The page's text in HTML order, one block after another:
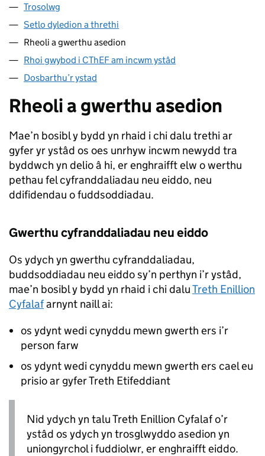
Trosolwg
Setlo dyledion a threthi
Rheoli a gwerthu asedion
Rhoi gwybod i CThEF am incwm ystâd
Dosbarthu’r ystad
Rheoli a gwerthu asedion
Mae’n bosibl y bydd yn rhaid i chi dalu trethi ar
gyfer yr ystâd os oes unrhyw incwm newydd tra
byddwch yn delio â hi, er enghraifft elw o werthu
pethau fel cyfranddaliadau neu eiddo, neu
ddifidendau o fuddsoddiadau.
Gwerthu cyfranddaliadau neu eiddo
Os ydych yn gwerthu cyfranddaliadau,
buddsoddiadau neu eiddo sy’n perthyn i’r ystâd,
mae’n bosibl y bydd yn rhaid i chi daluTreth Enillion
Cyfalafarnynt naill ai:
os ydynt wedi cynyddu mewn gwerth ers i’r
person farw
os ydynt wedi cynyddu mewn gwerth ers cael eu
prisio ar gyfer Treth Etifeddiant
Nid ydych yn talu Treth Enillion Cyfalaf o’r
ystâd os ydych yn trosglwyddo asedion yn
uniongyrchol i fuddiolwr, er enghraifft eiddo.